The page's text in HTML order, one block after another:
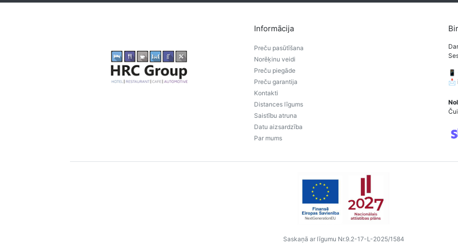
Informācija
Preču pasūtīšana
Norēķinu veidi
Preču piegāde
Preču garantija
Kontakti
Distances līgums
Saistību atruna
Datu aizsardzība
Par mums
📱
📩
Saskaņā ar līgumu Nr.9.2-17-L-2025/1584